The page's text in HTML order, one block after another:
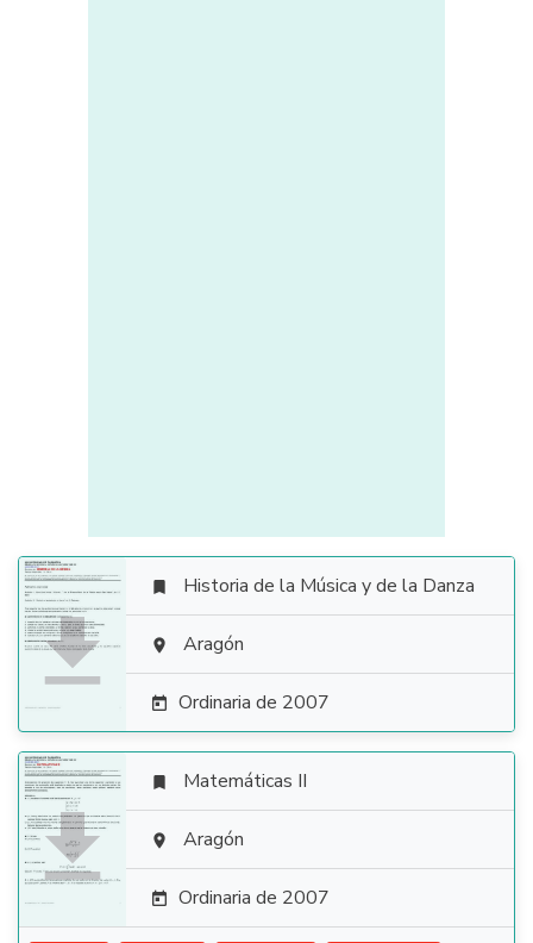

 Historia de la Música y de la Danza
 Aragón
 Ordinaria de 2007

 Matemáticas II
 Aragón
 Ordinaria de 2007